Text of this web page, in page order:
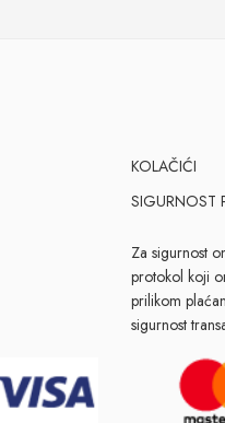
KOLAČIĆI
SIGURNOST
Za sigurnost
protokol koji
prilikom
sigurnost